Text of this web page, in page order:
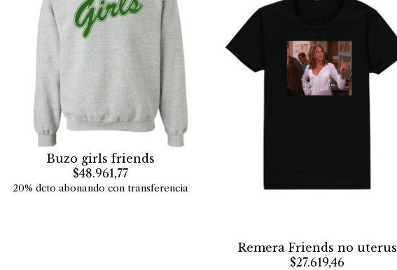
Buzo girls friends
$48.961,77
20% dcto abonando con transferencia
Remera Friends no uterus
$27.619,46